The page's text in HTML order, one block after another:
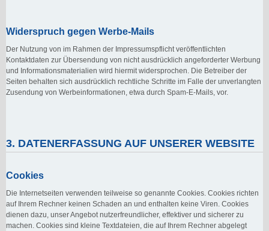
Widerspruch gegen Werbe-Mails
Der Nutzung von im Rahmen der Impressumspflicht veröffentlichten
Kontaktdaten zur Übersendung von nicht ausdrücklich angeforderter Werbung
und Informationsmaterialien wird hiermit widersprochen. Die Betreiber der
Seiten behalten sich ausdrücklich rechtliche Schritte im Falle der unverlangten
Zusendung von Werbeinformationen, etwa durch Spam-E-Mails, vor.
3. DATENERFASSUNG AUF UNSERER WEBSITE
Cookies
Die Internetseiten verwenden teilweise so genannte Cookies. Cookies richten
auf Ihrem Rechner keinen Schaden an und enthalten keine Viren. Cookies
dienen dazu, unser Angebot nutzerfreundlicher, effektiver und sicherer zu
machen. Cookies sind kleine Textdateien, die auf Ihrem Rechner abgelegt